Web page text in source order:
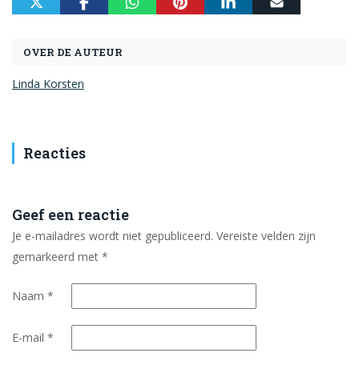
OVER DE AUTEUR
Linda Korsten
Reacties
Geef een reactie
Je e-mailadres wordt niet gepubliceerd. Vereiste velden zijn
gemarkeerd met *
Naam *
E-mail *